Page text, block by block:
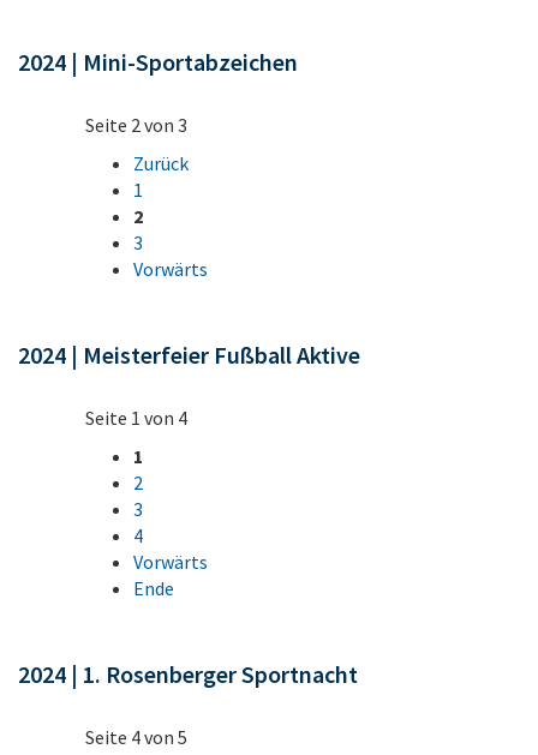
2024 | Mini-Sportabzeichen
Seite 2 von 3
Zurück
1
2
3
Vorwärts
2024 | Meisterfeier Fußball Aktive
Seite 1 von 4
1
2
3
4
Vorwärts
Ende
2024 | 1. Rosenberger Sportnacht
Seite 4 von 5